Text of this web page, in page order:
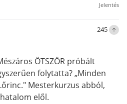
Jelentés
245
ÖTSZÖR próbált
folytatta? „Minden
Mesterkurzus abból,
elől.